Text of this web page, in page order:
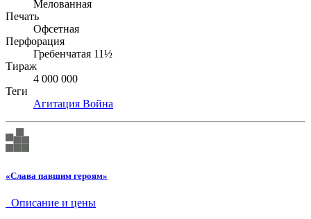
Мелованная
Печать
Офсетная
Перфорация
Гребенчатая 11½
Тираж
4 000 000
Теги
Агитация Война
«Слава павшим героям»
Описание и цены